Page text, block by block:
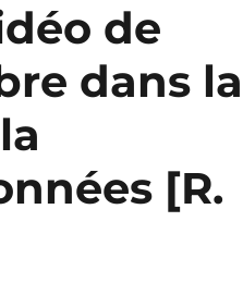
de
dans la
[R.